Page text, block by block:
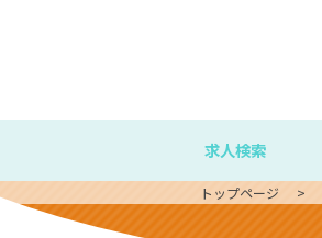
求人検索
トップページ